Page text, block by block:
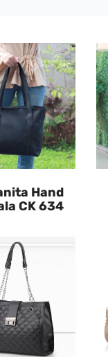
Hand
CK 634